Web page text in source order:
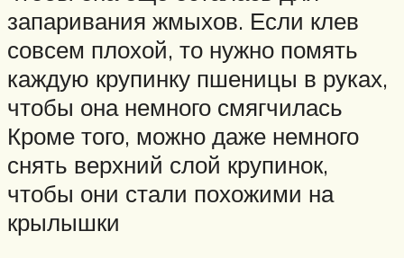
запаривания жмыхов. Если клев
совсем плохой, то нужно помять
каждую крупинку пшеницы в руках,
чтобы она немного смягчилась
Кроме того, можно даже немного
снять верхний слой крупинок,
чтобы они стали похожими на
крылышки